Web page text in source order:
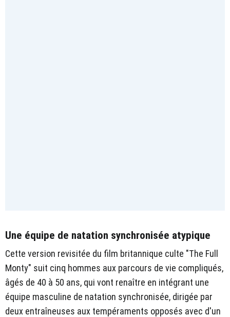
Une équipe de natation synchronisée atypique
Cette version revisitée du film britannique culte "The Full
Monty" suit cinq hommes aux parcours de vie compliqués,
âgés de 40 à 50 ans, qui vont renaître en intégrant une
équipe masculine de natation synchronisée, dirigée par
deux entraîneuses aux tempéraments opposés avec d'un